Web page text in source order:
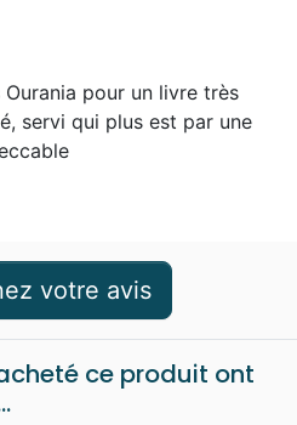
pour un livre très
servi qui plus est par une
votre avis
ce produit ont